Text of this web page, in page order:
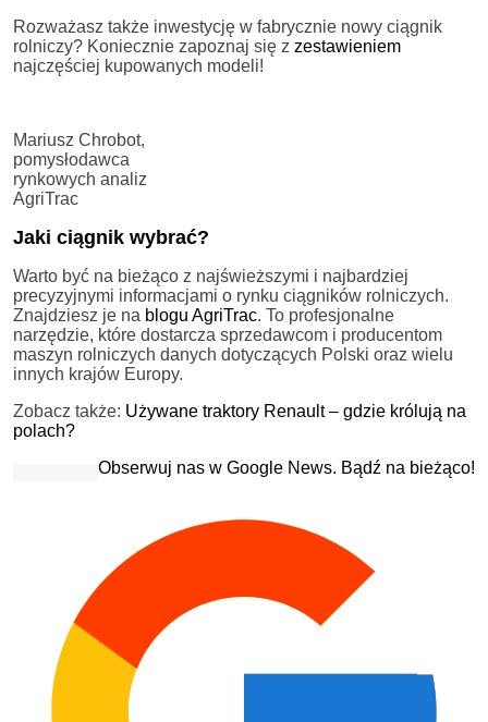
Rozważasz także inwestycję w fabrycznie nowy ciągnik
rolniczy? Koniecznie zapoznaj się z zestawieniem
najczęściej kupowanych modeli!
Mariusz Chrobot,
pomysłodawca
rynkowych analiz
AgriTrac
Jaki ciągnik wybrać?
Warto być na bieżąco z najświeższymi i najbardziej
precyzyjnymi informacjami o rynku ciągników rolniczych.
Znajdziesz je na blogu AgriTrac. To profesjonalne
narzędzie, które dostarcza sprzedawcom i producentom
maszyn rolniczych danych dotyczących Polski oraz wielu
innych krajów Europy.
Zobacz także: Używane traktory Renault – gdzie królują na
polach?
Obserwuj nas w Google News. Bądź na bieżąco!